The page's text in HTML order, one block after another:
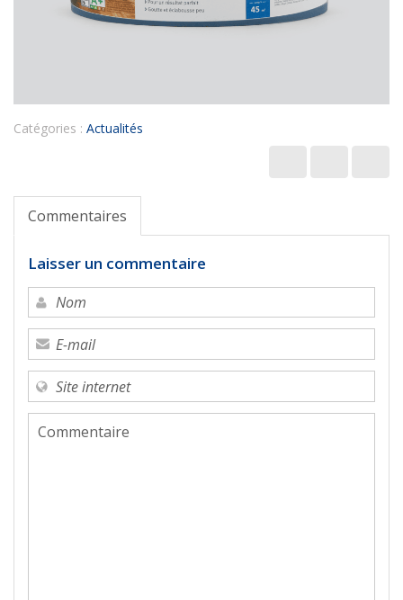
Catégories : Actualités
Commentaires
Laisser un commentaire